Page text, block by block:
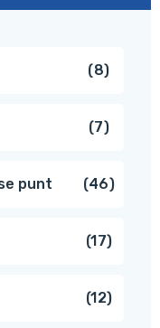
88
77
punt 4646
1717
1212